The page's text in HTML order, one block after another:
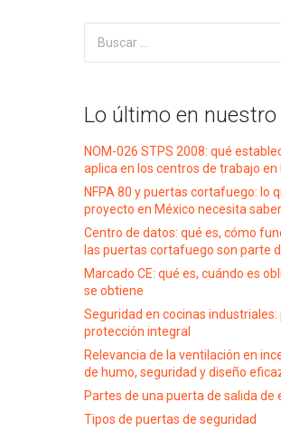
Lo último en nuestro
NOM-026 STPS 2008: qué
aplica en los centros de trabajo en
NFPA 80 y puertas cortafuego: lo
proyecto en México necesita saber
Centro de datos: qué es, cómo
las puertas cortafuego son parte
Marcado CE: qué es, cuándo es
se obtiene
Seguridad en cocinas industriales:
protección integral
Relevancia de la ventilación en
de humo, seguridad y diseño
Partes de una puerta de salida de
Tipos de puertas de seguridad